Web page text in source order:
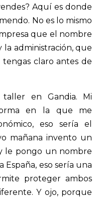
Aquí es donde
No es lo mismo
que el nombre
administración, que
claro antes de
en Gandia. Mi
en la que me
eso sería el
mañana invento un
le pongo un nombre
eso sería una
proteger ambos
Y ojo, porque